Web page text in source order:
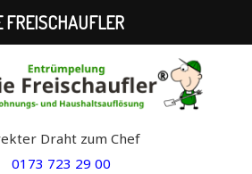
Draht zum Chef
0173 723 29 00
FREISCHAUFLER